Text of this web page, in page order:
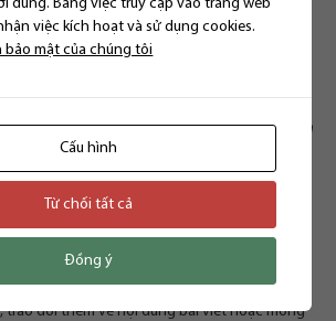
13/2023/NĐ-CP quy định như sau:
bảo vệ dữ liệu cá nhân
nhân vi phạm quy định bảo vệ dữ liệu cá nhân
bị xử lý kỷ luật, xử phạt vi phạm hành chính,
định.”
vi vi phạm có thể bị xử lý hình sự theo quy
trao đổi thêm về nội dung bài viết hoặc mong
dùng. Bằng việc truy cập vào trang web
việc kích hoạt và sử dụng cookies.
mật của chúng tôi
Cấu hình
Từ chối tất cả
Đồng ý